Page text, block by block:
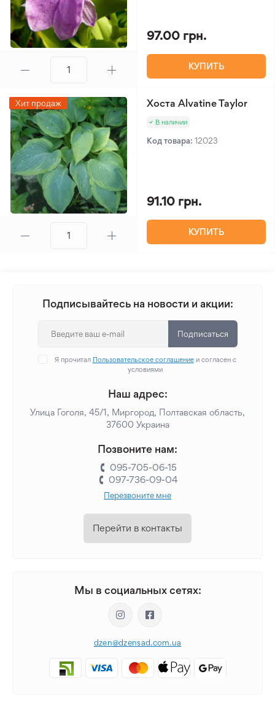
97.00 грн.
КУПИТЬ
Хит продаж Хоста Alvatine Taylor
В наличии
Код товара: 12023
91.10 грн.
КУПИТЬ
Подписывайтесь на новости и акции:
Подписаться
Я прочитал Пользовательское соглашениеи согласен с
условиями
Наш адрес:
Улица Гоголя, 45/1, Миргород, Полтавская область,
37600 Украина
Позвоните нам:
095-705-06-15
097-736-09-04
Перезвоните мне
Перейти в контакты
Мы в социальных сетях:
dzen@dzensad.com.ua